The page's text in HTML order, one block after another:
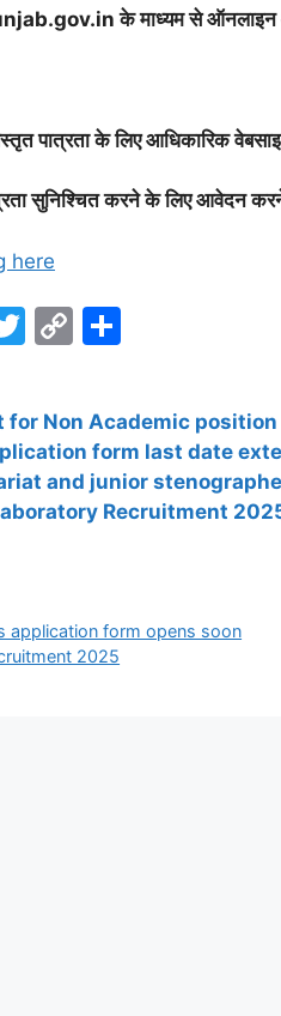
के माध्यम से
पात्रता के लिए आधिकारिक
सुनिश्चित करने के लिए आवेदन
here
T
itt
er
C
p
y
Li
n
ar
e
for Non Academic position
form last date
and junior
Recruitment
application form opens soon
2025